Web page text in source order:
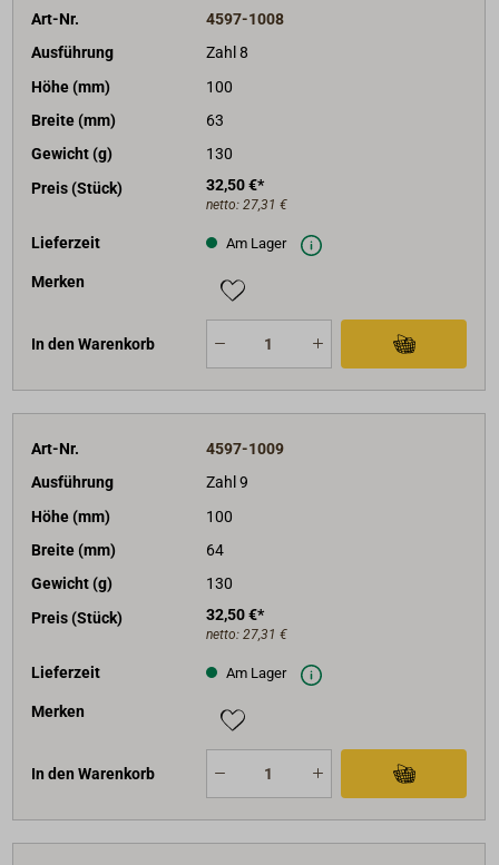
Art-Nr.
4597-1008
Ausführung
Zahl 8
Höhe (mm)
100
Breite (mm)
63
Gewicht (g)
130
Preis (Stück)
32,50 €*
netto: 27,31 €
Lieferzeit Am Lager
Merken
In den Warenkorb
Art-Nr.
4597-1009
Ausführung
Zahl 9
Höhe (mm)
100
Breite (mm)
64
Gewicht (g)
130
Preis (Stück)
32,50 €*
netto: 27,31 €
Lieferzeit Am Lager
Merken
In den Warenkorb